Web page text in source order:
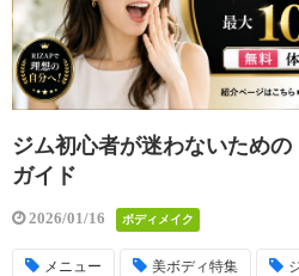
ジム初心者が迷わないため
ガイド
2026/01/16 ボディメイク
メニュー 美ボディ特集